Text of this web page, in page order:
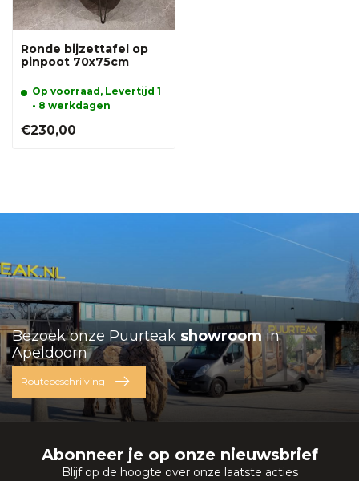
Ronde bijzettafel op
pinpoot 70x75cm
Op voorraad, Levertijd 1
- 8 werkdagen
€230,00
Bezoek onze Puurteak showroom in
Apeldoorn
Routebeschrijving
Abonneer je op onze nieuwsbrief
Blijf op de hoogte over onze laatste acties